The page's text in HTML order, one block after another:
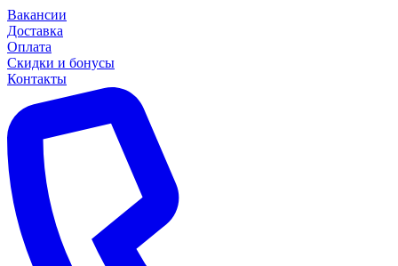
Вакансии
Доставка
Оплата
Скидки и бонусы
Контакты